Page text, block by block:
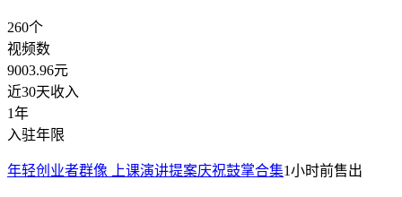
260个
视频数
9003.96元
近30天收入
1年
入驻年限
年轻创业者群像 上课演讲提案庆祝鼓掌合集1小时前售出